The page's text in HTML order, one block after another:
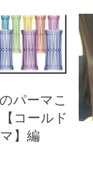
パーマこだ
コールド
】編